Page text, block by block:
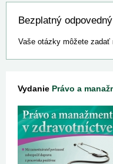
Bezplatný
Vaše otázky môžete zadať
Vydanie Právo a